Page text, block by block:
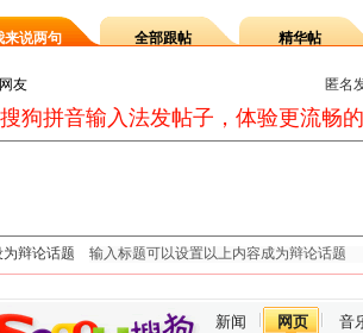
来说两句 全部跟帖 精华帖
匿名
狗拼音输入法发帖子，体验更流畅
辩论话题
新闻 网页 音